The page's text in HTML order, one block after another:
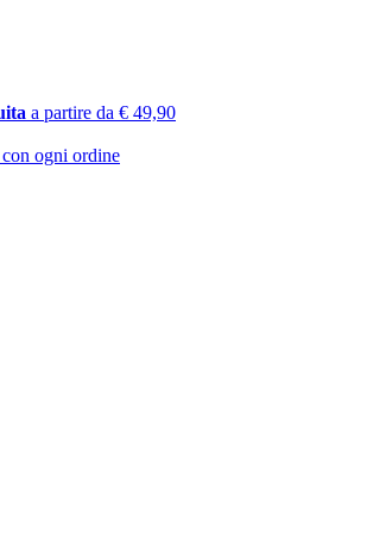
a partire da € 49,90
con ogni ordine